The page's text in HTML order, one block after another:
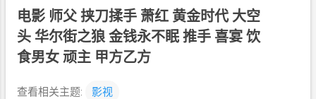
电影 师父 挟刀揉手 萧红 黄金时代 大空
头 华尔街之狼 金钱永不眠 推手 喜宴 饮
食男女 顽主 甲方乙方
查看相关主题: 影视